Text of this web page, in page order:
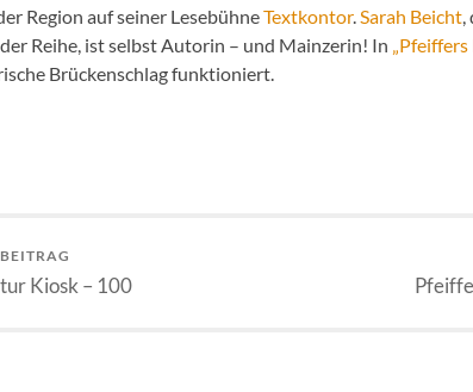
Region auf seiner LesebühneTextkontor. Sarah Beicht
Reihe, ist selbst Autorin – und Mainzerin! In
Brückenschlag funktioniert.
Kiosk – 100